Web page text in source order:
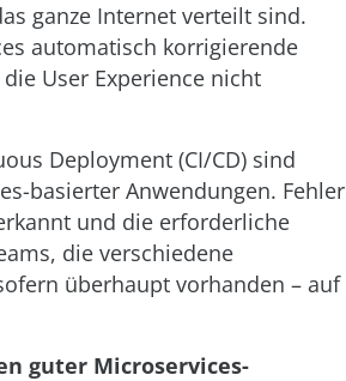
ganze Internet verteilt sind.
automatisch korrigierende
User Experience nicht
Deployment (CI/CD) sind
basierter Anwendungen. Fehler
und die erforderliche
die verschiedene
überhaupt vorhanden – auf
guter Microservices-